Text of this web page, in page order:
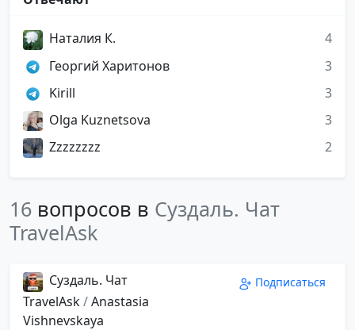
Наталия К.
4
Георгий Харитонов
3
Kirill
3
Olga Kuznetsova
3
Zzzzzzzz
2
16 вопросов в Суздаль. Чат
TravelAsk
Суздаль. Чат
TravelAsk/Anastasia
Vishnevskaya
Подписаться